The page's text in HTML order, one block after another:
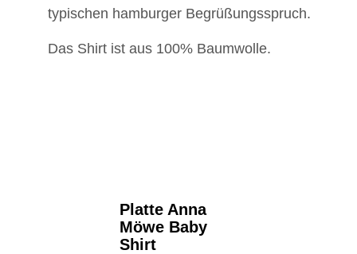
typischen hamburger Begrüßungsspruch.
Das Shirt ist aus 100% Baumwolle.
Platte Anna
Möwe Baby
Shirt